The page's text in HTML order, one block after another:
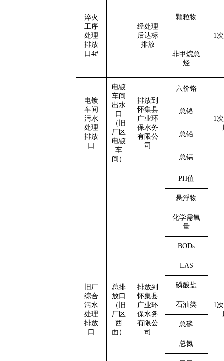
淬火
工序
处理
排放
口4#
经处理
后达标
排放
颗粒物
1次
非甲烷总
烃
电镀
车间
污水
处理
排放
口
电镀
车间
出水
口
（旧
厂区
电镀
车
间）
排放到
怀集县
广业环
保水务
有限公
司
六价铬
1次
总铬
总铅
总镉
旧厂
综合
污水
处理
排放
口
总排
放口
（旧
厂区
西
面）
排放到
怀集县
广业环
保水务
有限公
司
PH值
1次
悬浮物
化学需氧
量
BOD5
LAS
磷酸盐
石油类
总磷
总氮